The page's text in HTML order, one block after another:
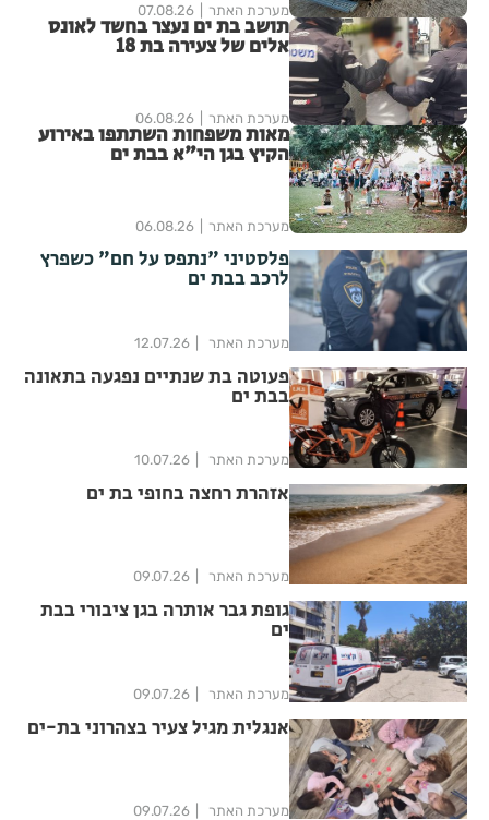
מערכת האתר 07.08.26
תושב בת ים נעצר בחשד לאונס
אלים של צעירה בת 18
מערכת האתר 06.08.26
מאות משפחות השתתפו באירוע
הקיץ בגן הי"א בבת ים
מערכת האתר 06.08.26
פלסטיני "נתפס על חם" כשפרץ
לרכב בבת ים
מערכת האתר 12.07.26
פעוטה בת שנתיים נפגעה בתאונה
בבת ים
מערכת האתר 10.07.26
אזהרת רחצה בחופי בת ים
מערכת האתר 09.07.26
גופת גבר אותרה בגן ציבורי בבת
ים
מערכת האתר 09.07.26
אנגלית מגיל צעיר בצהרוני בת-ים
מערכת האתר 09.07.26